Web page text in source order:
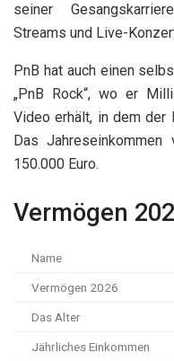
seiner
Streams und Live-
PnB hat auch einen
„PnB Rock“, wo er
Video erhält, in dem der
Das
150.000 Euro.
Vermögen
Name
Vermögen 2026
Das Alter
Jährliches Einkommen